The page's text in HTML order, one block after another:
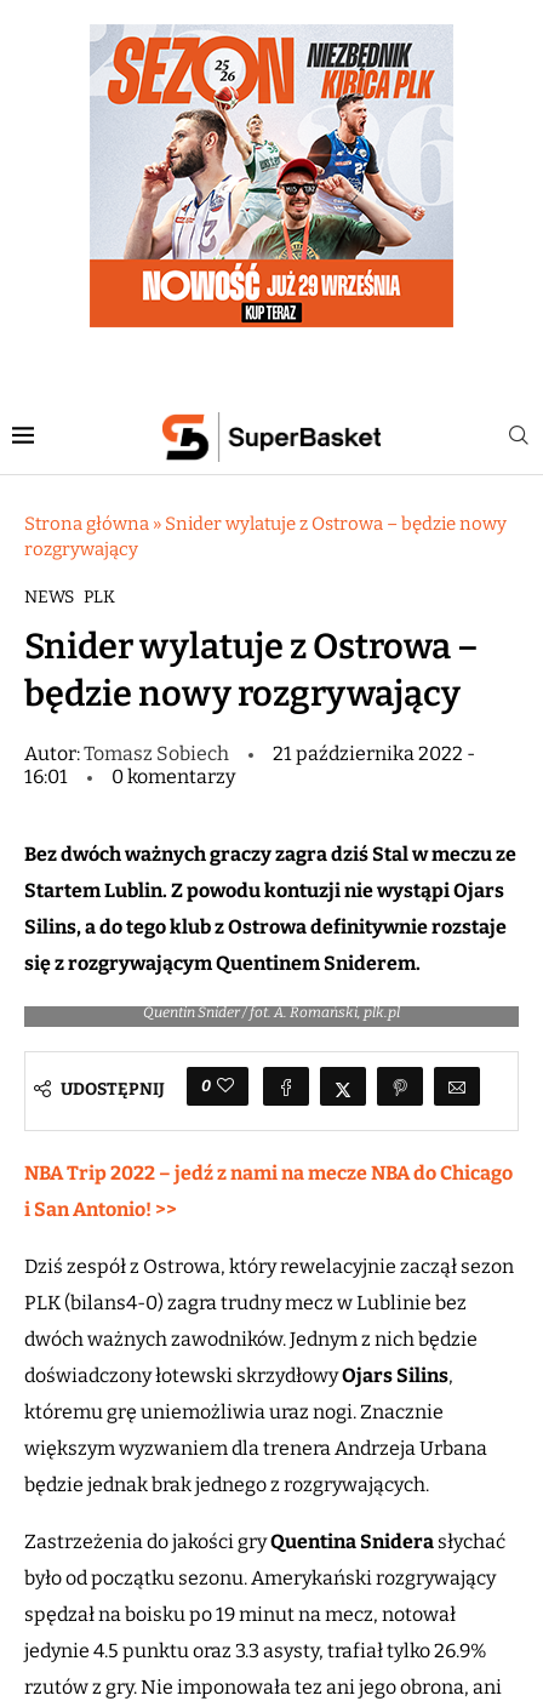
Strona główna » Snider wylatuje z Ostrowa – będzie nowy
rozgrywający
NEWS PLK
Snider wylatuje z Ostrowa –
będzie nowy rozgrywający
Autor:Tomasz Sobiech
21 października 2022 -
16:01
0 komentarzy
Bez dwóch ważnych graczy zagra dziś Stal w meczu ze
Startem Lublin. Z powodu kontuzji nie wystąpi Ojars
Silins, a do tego klub z Ostrowa definitywnie rozstaje
się z rozgrywającym Quentinem Sniderem.
Quentin Snider / fot. A. Romański, plk.pl
UDOSTĘPNIJ 0
NBA Trip 2022 – jedź z nami na mecze NBA do Chicago
i San Antonio! >>
Dziś zespół z Ostrowa, który rewelacyjnie zaczął sezon
PLK (bilans4-0) zagra trudny mecz w Lublinie bez
dwóch ważnych zawodników. Jednym z nich będzie
doświadczony łotewski skrzydłowyOjars Silins,
któremu grę uniemożliwia uraz nogi. Znacznie
większym wyzwaniem dla trenera Andrzeja Urbana
będzie jednak brak jednego z rozgrywających.
Zastrzeżenia do jakości gryQuentina Snidera słychać
było od początku sezonu. Amerykański rozgrywający
spędzał na boisku po 19 minut na mecz, notował
jedynie 4.5 punktu oraz 3.3 asysty, trafiał tylko 26.9%
rzutów z gry. Nie imponowała tez ani jego obrona, ani